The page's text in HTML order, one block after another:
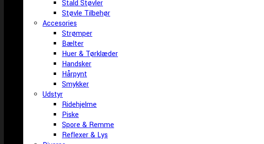
Stald Støvler
Støvle Tilbehør
Accesories
Strømper
Bælter
Huer & Tørklæder
Handsker
Hårpynt
Smykker
Udstyr
Ridehjelme
Piske
Spore & Remme
Reflexer & Lys